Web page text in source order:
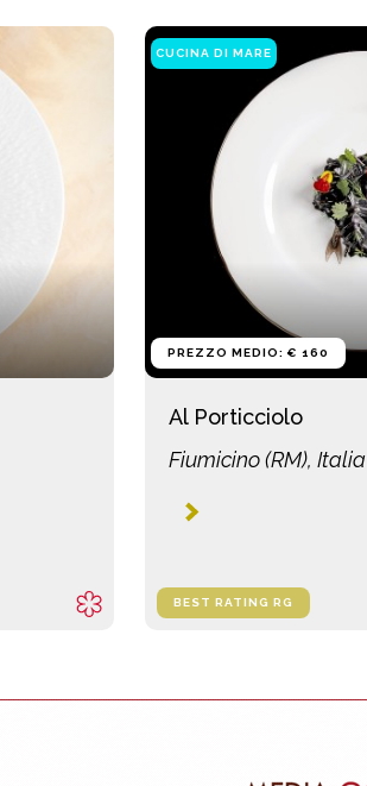
CUCINA DI MARE
PREZZO MEDIO: € 160
Al Porticciolo
Fiumicino (RM), Italia
BEST RATING RG